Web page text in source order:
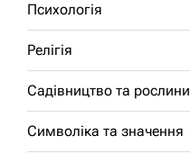
Психологія
Релігія
Садівництво та рослини
Символіка та значення